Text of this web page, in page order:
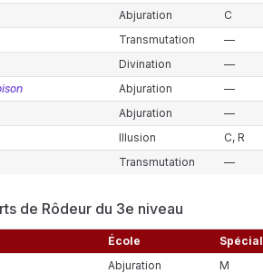
Abjuration
C
Transmutation
—
Divination
—
Abjuration
—
Abjuration
—
Illusion
C, R
Transmutation —
École
Spécial
Abjuration
M
de Rôdeur du 3e niveau